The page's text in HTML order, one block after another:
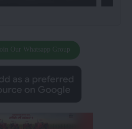
Join Our Whatsapp Group